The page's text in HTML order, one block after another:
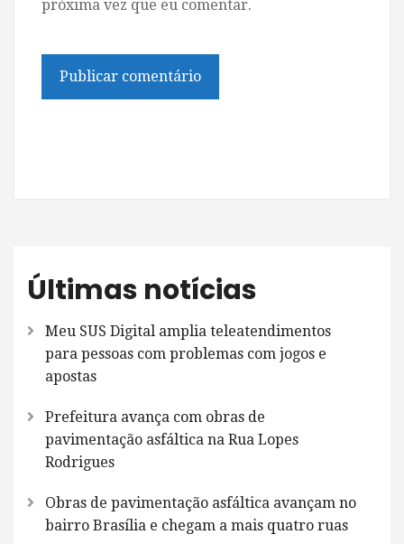
próxima vez que eu comentar.
Últimas notícias
Meu SUS Digital amplia teleatendimentos
para pessoas com problemas com jogos e
apostas
Prefeitura avança com obras de
pavimentação asfáltica na Rua Lopes
Rodrigues
Obras de pavimentação asfáltica avançam no
bairro Brasília e chegam a mais quatro ruas